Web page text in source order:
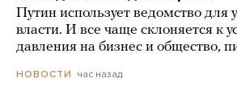
Путин использует ведомство для
власти. И все чаще склоняется к
давления на бизнес и общество,
НОВОСТИ час назад